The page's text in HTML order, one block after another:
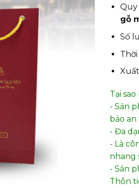
Quy
gỗ
Số
Thời
Tại
- Sản
bảo
- Đa
- Là
nhang
- Sản
Thôn